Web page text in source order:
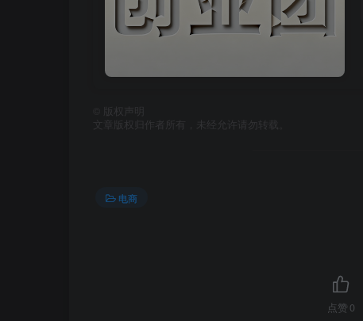
版权声明
文章版权归作者所有，未经允许请勿转载。
电商
点赞 0